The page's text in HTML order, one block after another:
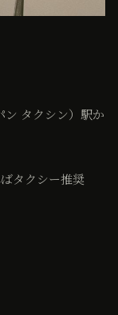
タクシン）駅か
タクシー推奨